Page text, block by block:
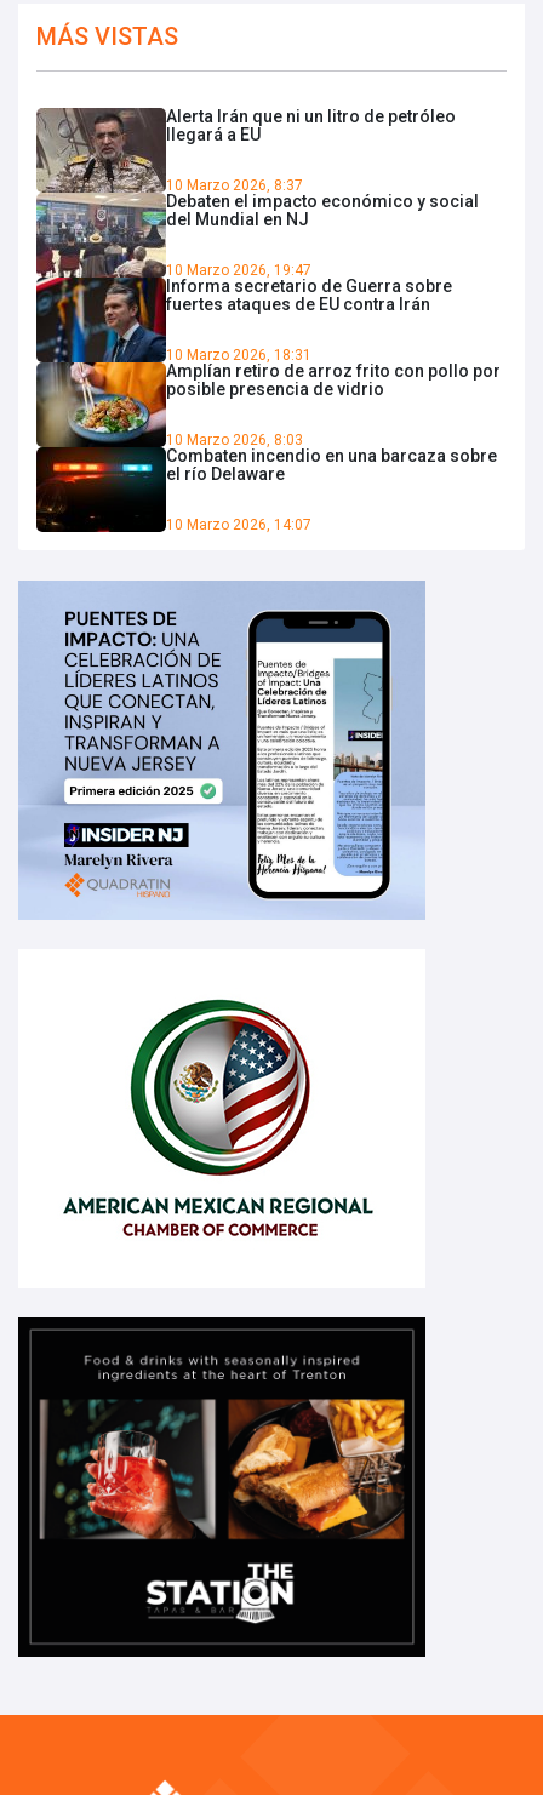
MÁS VISTAS
Alerta Irán que ni un litro de petróleo
llegará a EU
10 Marzo 2026, 8:37
Debaten el impacto económico y social
del Mundial en NJ
10 Marzo 2026, 19:47
Informa secretario de Guerra sobre
fuertes ataques de EU contra Irán
10 Marzo 2026, 18:31
Amplían retiro de arroz frito con pollo por
posible presencia de vidrio
10 Marzo 2026, 8:03
Combaten incendio en una barcaza sobre
el río Delaware
10 Marzo 2026, 14:07